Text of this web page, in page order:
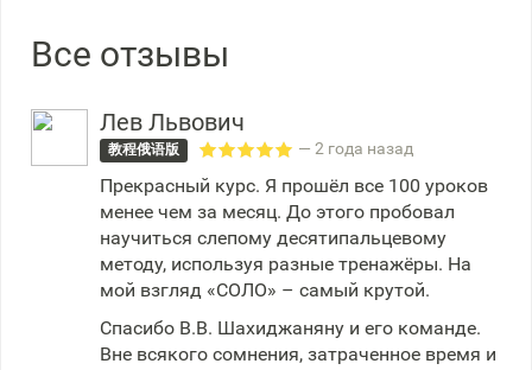
Все отзывы
Лев Львович
教程俄语版 — 2 года назад
Прекрасный курс. Я прошёл все 100 уроков
менее чем за месяц. До этого пробовал
научиться слепому десятипальцевому
методу, используя разные тренажёры. На
мой взгляд «СОЛО» – самый крутой.
Спасибо В.В. Шахиджаняну и его команде.
Вне всякого сомнения, затраченное время и